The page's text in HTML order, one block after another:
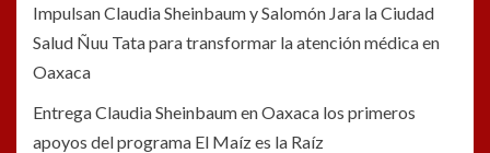
Impulsan Claudia Sheinbaum y Salomón Jara la Ciudad
Salud Ñuu Tata para transformar la atención médica en
Oaxaca
Entrega Claudia Sheinbaum en Oaxaca los primeros
apoyos del programa El Maíz es la Raíz